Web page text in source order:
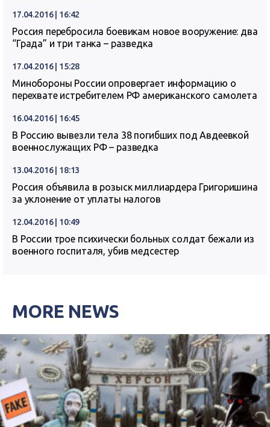
17.04.2016 | 16:42
Россия перебросила боевикам новое вооружение: два
“Града” и три танка – разведка
17.04.2016 | 15:28
Минобороны России опровергает информацию о
перехвате истребителем РФ американского самолета
16.04.2016 | 16:45
В Россию вывезли тела 38 погибших под Авдеевкой
военнослужащих РФ – разведка
13.04.2016 | 18:13
Россия объявила в розыск миллиардера Григоришина
за уклонение от уплаты налогов
12.04.2016 | 10:49
В России трое психически больных солдат бежали из
военного госпиталя, убив медсестер
MORE NEWS